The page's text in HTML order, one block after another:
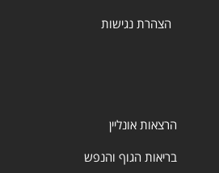
הצהרת נגישות
הרצאות אונליין
בריאות הגוף והנפש